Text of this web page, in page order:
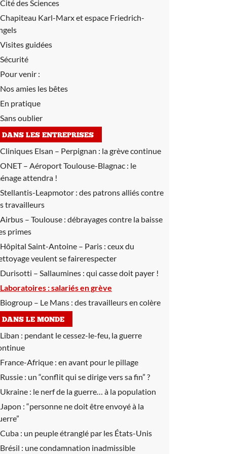
Cité des Sciences
Chapiteau Karl-Marx et espace Friedrich-
Visites guidées
Sécurité
Pour venir :
Nos amies les bêtes
En pratique
Sans oublier
DANS LES ENTREPRISES
Cliniques Elsan – Perpignan : la grève continue
ONET – Aéroport Toulouse-Blagnac : le
attendra !
Stellantis-Leapmotor : des patrons alliés contre
travailleurs
Airbus – Toulouse : débrayages contre la baisse
primes
Hôpital Saint-Antoine – Paris : ceux du
veulent se fairerespecter
Durisotti – Sallaumines : qui casse doit payer !
Laboratoires :salariés en grève
Biogroup – Le Mans : des travailleurs en colère
DANS LE MONDE
Liban : pendant le cessez-le-feu, la guerre
France-Afrique : en avant pour le pillage
Russie : un “conflit qui se dirige vers sa fin” ?
Ukraine : le nerf de la guerre… à la population
Japon : “personne ne doit être envoyé à la
Cuba : un peuple étranglé par les États-Unis
Brésil : une condamnation inadmissible